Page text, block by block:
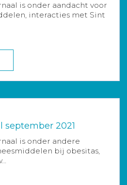
is onder aandacht voor
interacties met Sint
september 2021
is onder andere
bij obesitas,